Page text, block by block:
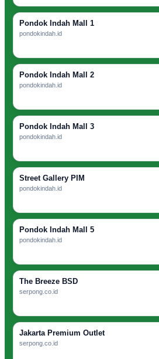
Pondok Indah Mall 1
pondokindah.id
Pondok Indah Mall 2
pondokindah.id
Pondok Indah Mall 3
pondokindah.id
Street Gallery PIM
pondokindah.id
Pondok Indah Mall 5
pondokindah.id
The Breeze BSD
serpong.co.id
Jakarta Premium Outlet
serpong.co.id